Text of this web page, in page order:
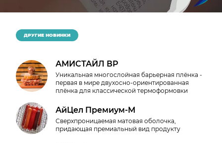
ДРУГИЕ НОВИНКИ
АМИСТАЙЛ ВР
Уникальная многослойная барьерная плёнка -
первая в мире двухосно-ориентированная
плёнка для классической термоформовки
АйЦел Премиум‑М
Сверхпроницаемая матовая оболочка,
придающая премиальный вид продукту